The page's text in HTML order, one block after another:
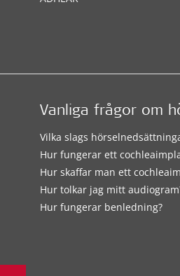
Vanliga frågor om
Vilka slags
Hur fungerar ett
Hur skaffar man ett
Hur tolkar jag mitt
Hur fungerar benledning?